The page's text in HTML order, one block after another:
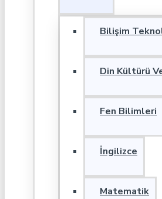
Bilişim
Din Kültürü
Fen Bilimleri
İngilizce
Matematik